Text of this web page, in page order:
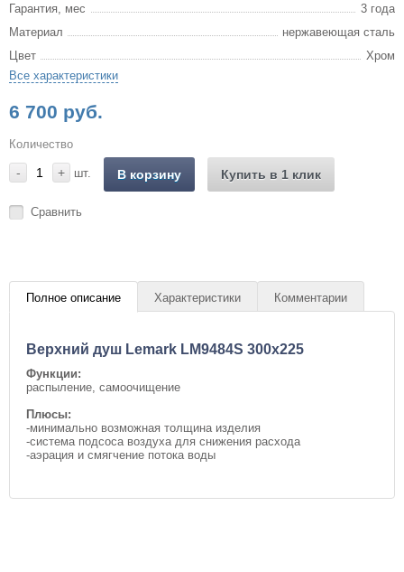
Гарантия, мес
3 года
Материал
нержавеющая сталь
Цвет
Хром
Все характеристики
6 700 руб.
Количество
- + шт. В корзину Купить в 1 клик
Сравнить
Полное описание Характеристики Комментарии
Верхний душ Lemark LM9484S 300x225
Функции:
распыление, самоочищение
Плюсы:
-минимально возможная толщина изделия
-система подсоса воздуха для снижения расхода
-аэрация и смягчение потока воды